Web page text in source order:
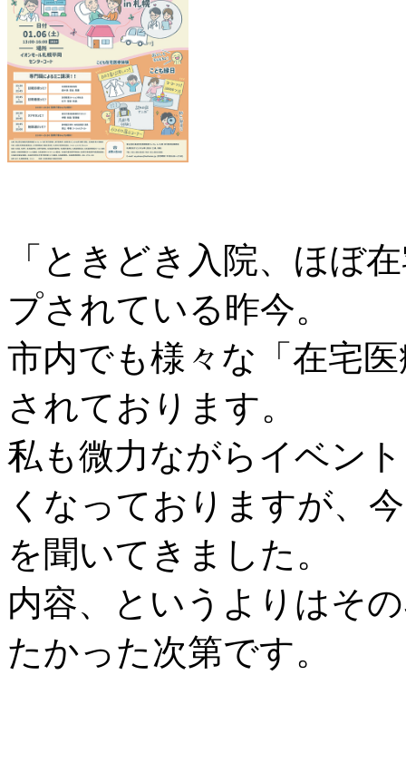
「ときどき入院、ほぼ
プされている昨今。
市内でも様々な「在宅
されております。
私も微力ながらイベン
くなっておりますが、
を聞いてきました。
内容、というよりはそ
たかった次第です。